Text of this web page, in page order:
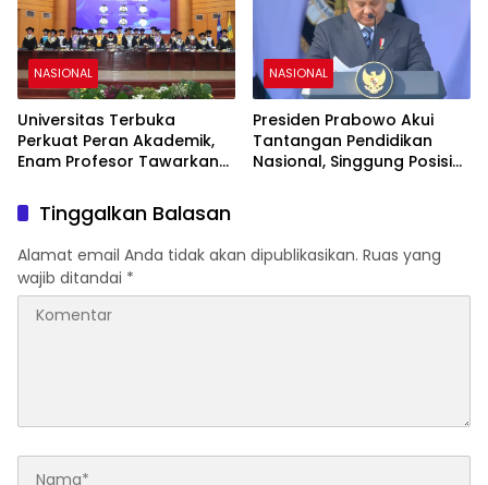
NASIONAL
Universitas Terbuka
Perkuat Peran Akademik,
Enam Profesor Tawarkan
Pendidikan dan Pelayanan
Publik
NASIONAL
Presiden Prabowo Akui
Tantangan Pendidikan
Nasional, Singgung Posisi
Tinggalkan Balasan
Alamat email Anda tidak akan dipublikasikan. Ruas yang
wajib ditandai *